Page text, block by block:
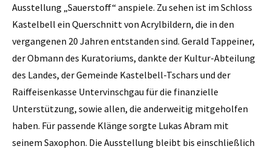
Ausstellung „Sauerstoff“ anspiele. Zu sehen ist im Schloss
Kastelbell ein Querschnitt von Acrylbildern, die in den
vergangenen 20 Jahren entstanden sind. Gerald Tappeiner,
der Obmann des Kuratoriums, dankte der Kultur-Abteilung
des Landes, der Gemeinde Kastelbell-Tschars und der
Raiffeisenkasse Untervinschgau für die finanzielle
Unterstützung, sowie allen, die anderweitig mitgeholfen
haben. Für passende Klänge sorgte Lukas Abram mit
seinem Saxophon. Die Ausstellung bleibt bis einschließlich